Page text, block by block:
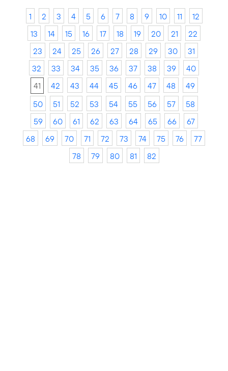
1 2 3 4 5 6 7 8 9 10 11
12
13
14 15 16 17 18 19 20 21
22
23
24 25 26 27 28 29 30
31
32
33 34 35 36 37 38 39
40
41
42 43 44 45 46 47 48
49
50
51 52 53 54 55 56 57
58
59
60 61 62 63 64 65 66
67
68
69 70 71 72 73 74 75 76
77
78
79 80 81 82